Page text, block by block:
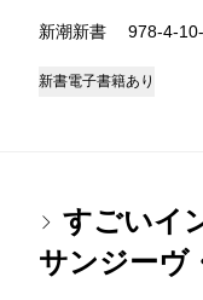
新潮新書 978-4-
新書電子書籍あり
すごいイ
サンジーヴ